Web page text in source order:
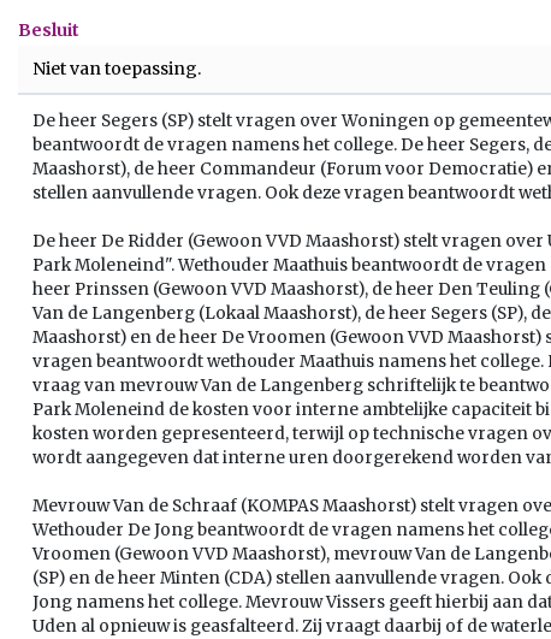
Besluit
Niet van toepassing.
De heer Segers (SP) stelt vragen over Woningen op
beantwoordt de vragen namens het college. De heer Segers,
Maashorst), de heer Commandeur (Forum voor Democratie)
stellen aanvullende vragen. Ook deze vragen beantwoordt
De heer De Ridder (Gewoon VVD Maashorst) stelt vragen
Park Moleneind". Wethouder Maathuis beantwoordt de
heer Prinssen (Gewoon VVD Maashorst), de heer Den
Van de Langenberg (Lokaal Maashorst), de heer Segers (SP),
Maashorst) en de heer De Vroomen (Gewoon VVD
vragen beantwoordt wethouder Maathuis namens het
vraag van mevrouw Van de Langenberg schriftelijk te
Park Moleneind de kosten voor interne ambtelijke capaciteit
kosten worden gepresenteerd, terwijl op technische vragen
wordt aangegeven dat interne uren doorgerekend worden
Mevrouw Van de Schraaf (KOMPAS Maashorst) stelt vragen
Wethouder De Jong beantwoordt de vragen namens het
Vroomen (Gewoon VVD Maashorst), mevrouw Van de
(SP) en de heer Minten (CDA) stellen aanvullende vragen.
Jong namens het college. Mevrouw Vissers geeft hierbij aan
Uden al opnieuw is geasfalteerd. Zij vraagt daarbij of de